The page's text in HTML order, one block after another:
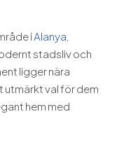
iAlanya
stadsliv och
ligger nära
utmärkt val för dem
hem med